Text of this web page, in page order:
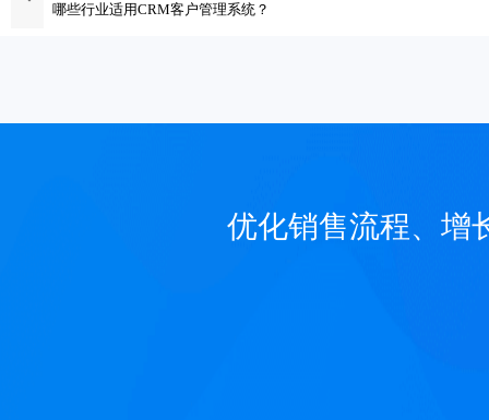
哪些行业适用CRM客户管理系统？
优化销售流程、增